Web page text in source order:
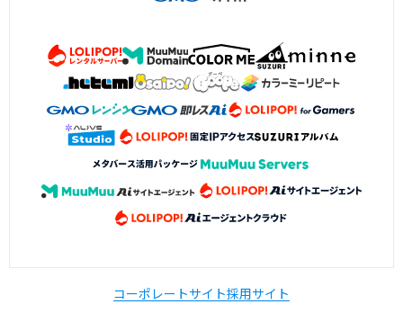
コーポレートサイト採用サイト